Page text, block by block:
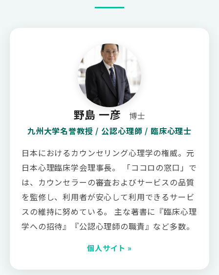
野島 一彦
博士
九州大学名誉教授 / 公認心理師 / 臨床心理士
日本におけるカウンセリング心理学の権威。元
日本心理臨床学会理事長。 「ココロの窓口」で
は、カウンセラーの審査およびサービスの品質
を監修し、利用者が安心して利用できるサービ
スの維持に努めている。 主な著書に『臨床心理
学への招待』『公認心理師の職責』など多数。
個人サイト »